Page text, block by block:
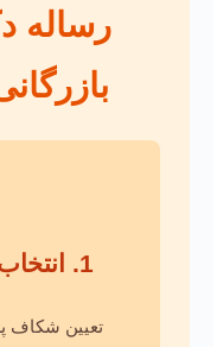
رساله
1. انتخاب موضوع نوآورانه
تعیین شکاف